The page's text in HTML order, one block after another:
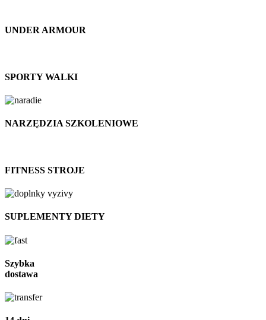
UNDER ARMOUR
SPORTY WALKI
NARZĘDZIA SZKOLENIOWE
FITNESS STROJE
SUPLEMENTY DIETY
Szybka
dostawa